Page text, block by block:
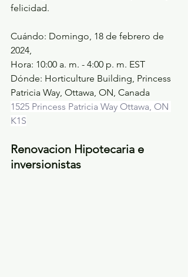
felicidad.
Cuándo: Domingo, 18 de febrero de
2024,
Hora: 10:00 a. m. - 4:00 p. m. EST
Dónde: Horticulture Building, Princess
Patricia Way, Ottawa, ON, Canada
1525 Princess Patricia Way Ottawa, ON
K1S
Renovacion Hipotecaria e
inversionistas